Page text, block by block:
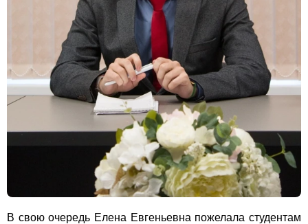
В свою очередь Елена Евгеньевна пожелала студентам